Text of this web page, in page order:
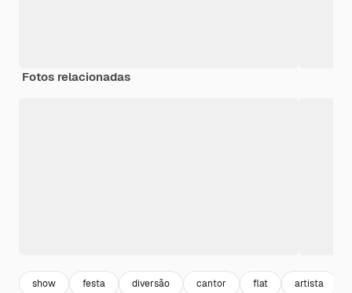
Fotos relacionadas
show festa diversão cantor flat artista